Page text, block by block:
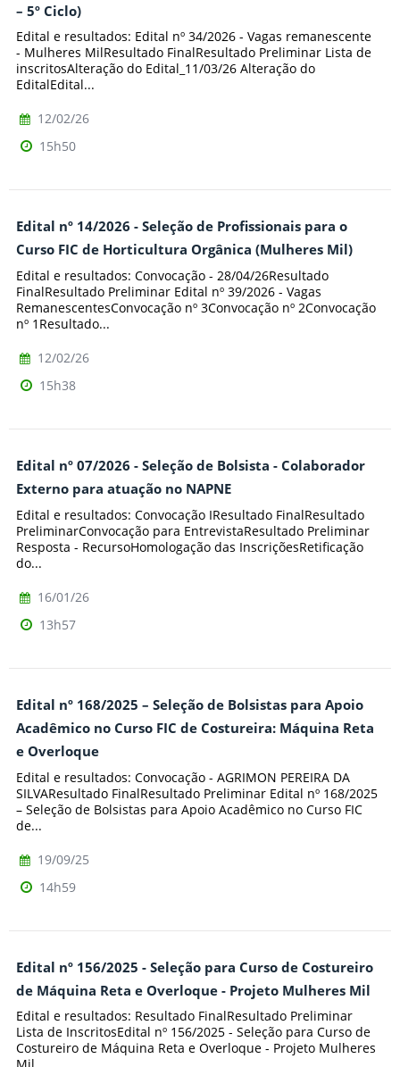
– 5º Ciclo)
Edital e resultados: Edital nº 34/2026 - Vagas remanescente
- Mulheres MilResultado FinalResultado Preliminar Lista de
inscritosAlteração do Edital_11/03/26 Alteração do
EditalEdital...
12/02/26
15h50
Edital nº 14/2026 - Seleção de Profissionais para o
Curso FIC de Horticultura Orgânica (Mulheres Mil)
Edital e resultados: Convocação - 28/04/26Resultado
FinalResultado Preliminar Edital nº 39/2026 - Vagas
RemanescentesConvocação nº 3Convocação nº 2Convocação
nº 1Resultado...
12/02/26
15h38
Edital nº 07/2026 - Seleção de Bolsista - Colaborador
Externo para atuação no NAPNE
Edital e resultados: Convocação IResultado FinalResultado
PreliminarConvocação para EntrevistaResultado Preliminar
Resposta - RecursoHomologação das InscriçõesRetificação
do...
16/01/26
13h57
Edital nº 168/2025 – Seleção de Bolsistas para Apoio
Acadêmico no Curso FIC de Costureira: Máquina Reta
e Overloque
Edital e resultados: Convocação - AGRIMON PEREIRA DA
SILVAResultado FinalResultado Preliminar Edital nº 168/2025
– Seleção de Bolsistas para Apoio Acadêmico no Curso FIC
de...
19/09/25
14h59
Edital nº 156/2025 - Seleção para Curso de Costureiro
de Máquina Reta e Overloque - Projeto Mulheres Mil
Edital e resultados: Resultado FinalResultado Preliminar
Lista de InscritosEdital nº 156/2025 - Seleção para Curso de
Costureiro de Máquina Reta e Overloque - Projeto Mulheres